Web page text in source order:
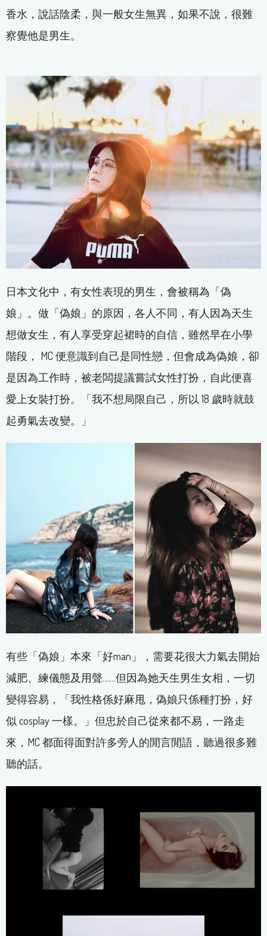
香水，說話陰柔，與一般女生無異，如果不說，很難
察覺他是男生。
日本文化中，有女性表現的男生，會被稱為「偽
娘」。做「偽娘」的原因，各人不同，有人因為天生
想做女生，有人享受穿起裙時的自信，雖然早在小學
階段， MC 便意識到自己是同性戀，但會成為偽娘，卻
是因為工作時，被老闆提議嘗試女性打扮，自此便喜
愛上女裝打扮。「我不想局限自己，所以 18 歲時就鼓
起勇氣去改變。」
有些「偽娘」本來「好man」，需要花很大力氣去開始
減肥、練儀態及用聲……但因為她天生男生女相，一切
變得容易，「我性格係好麻甩，偽娘只係種打扮，好
似 cosplay 一樣。」但忠於自己從來都不易，一路走
來，MC 都面得面對許多旁人的閒言閒語，聽過很多難
聽的話。